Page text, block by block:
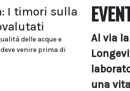
I timori sulla
delle acque e
venire prima di
Al via
una